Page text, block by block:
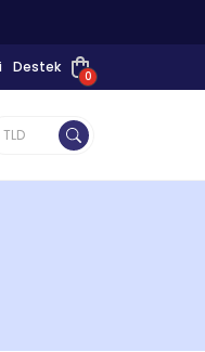
Destek
0